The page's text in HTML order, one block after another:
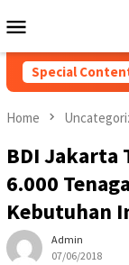
to
Menu
Special
Home
BDI Jakarta
6.000
Kebutuhan
Admin
07/06/2018